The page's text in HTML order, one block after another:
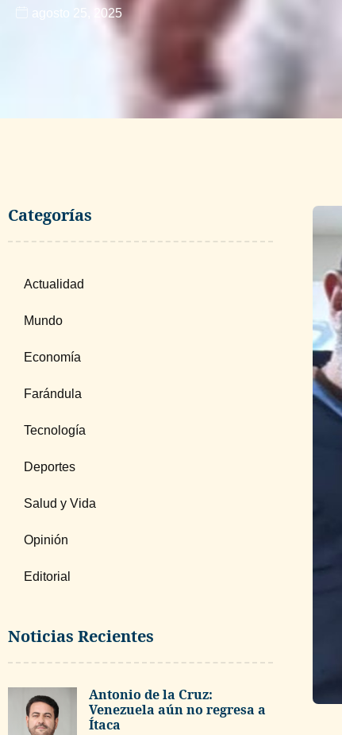
agosto 25, 2025
Categorías
Actualidad
Mundo
Economía
Farándula
Tecnología
Deportes
Salud y Vida
Opinión
Editorial
Noticias Recientes
Antonio de la Cruz:
Venezuela aún no regresa a
Ítaca